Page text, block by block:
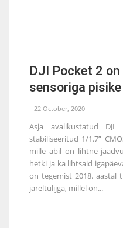
DJI Pocket 2
sensoriga
22 October, 2020
Äsja avalikustatud
stabiliseeritud 1/1.7”
mille abil on lihtne
hetki ja ka lihtsaid
on tegemist 2018. aastal
järeltulijga, millel on...